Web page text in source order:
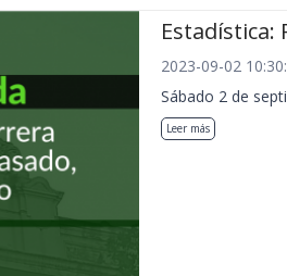
2023-09-02
Sábado 2 de
Leer más